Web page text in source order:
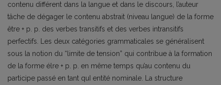
contenu différent dans la langue et dans le discours, l’auteur
tâche de dégager le contenu abstrait (niveau langue) de la forme
être + p. p. des verbes transitifs et des verbes intransitifs
perfectifs. Les deux catégories grammaticales se généralisent
sous la notion du “limite de tension” qui contribue à la formation
de la forme élre + p. p. en même temps qu’au contenu du
participe passé en tant quI entité nominale. La structure